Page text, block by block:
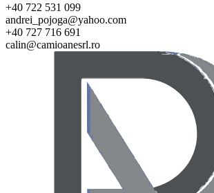
+40 722 531 099
andrei_pojoga@yahoo.com
+40 727 716 691
calin@camioanesrl.ro